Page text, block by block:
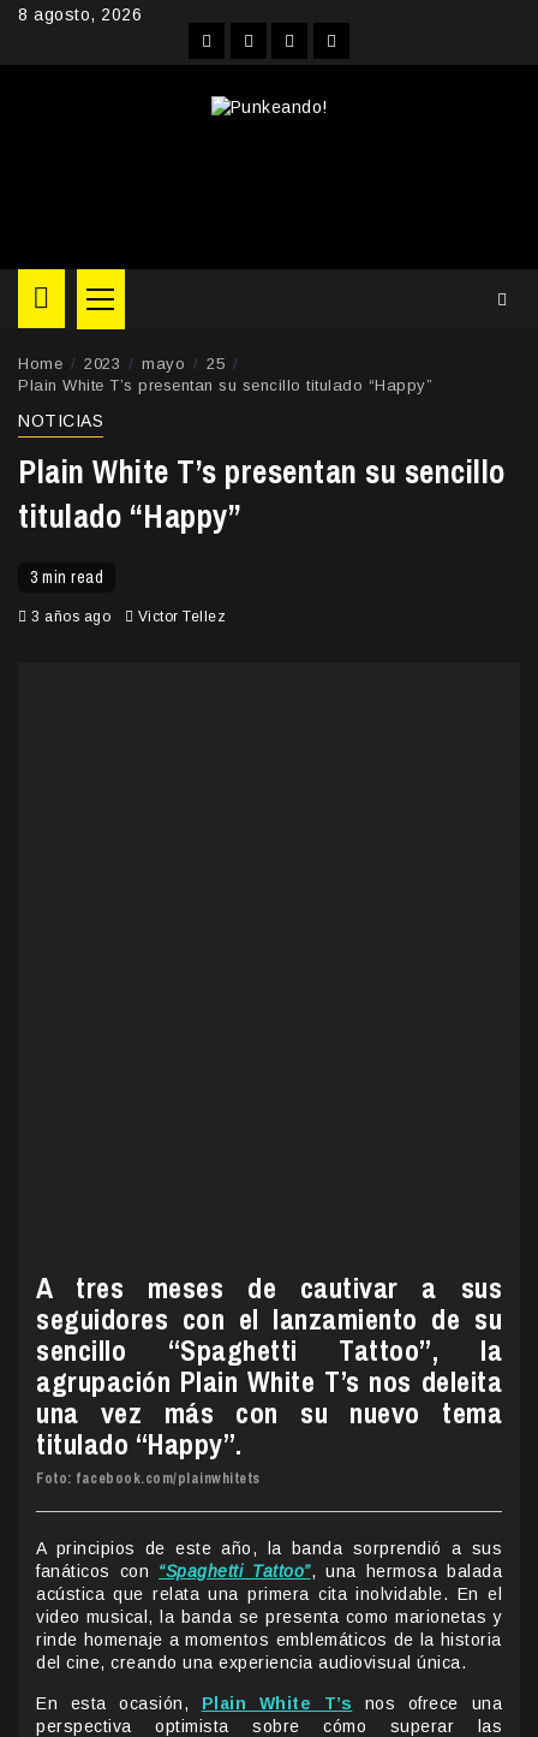
Skip8 agosto, 2026
FacebookInstagram
YouTubeTwitter
Primary
Menu
Home 2023 mayo
25
Plain White T’s presentan su sencillo titulado “Happy”
NOTICIAS
Plain White T’s presentan su sencillo
titulado “Happy”
3 min read
3 años ago Victor Tellez
A tres meses de cautivar a sus
seguidores con el lanzamiento de su
sencillo “Spaghetti Tattoo”, la
agrupación Plain White T’s nos deleita
una vez más con su nuevo tema
titulado “Happy”.
Foto: facebook.com/plainwhitets
A principios de este año, la banda sorprendió a sus
fanáticos con “Spaghetti Tattoo”, una hermosa balada
acústica que relata una primera cita inolvidable. En el
video musical, la banda se presenta como marionetas y
rinde homenaje a momentos emblemáticos de la historia
del cine, creando una experiencia audiovisual única.
En esta ocasión, Plain White T’s nos ofrece una
perspectiva optimista sobre cómo superar las